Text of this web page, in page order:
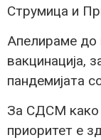
Струмица и
Апелираме до
вакцинација,
пандемијата
За СДСМ како
приоритет е